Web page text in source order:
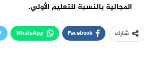
المجالية بالنسبة للتعليم الأولي.
شارك Facebook
WhatsApp